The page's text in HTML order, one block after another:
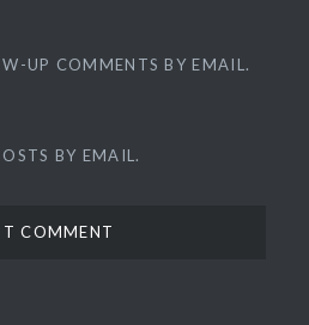
UP COMMENTS BY EMAIL.
BY EMAIL.